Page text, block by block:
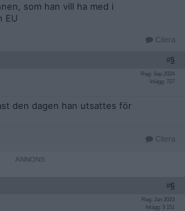
som han vill ha med i
EU
Citera
#5
Reg: Sep 2024
Inlägg: 727
den dagen han utsattes för
Citera
#6
Reg: Jan 2023
Inlägg: 3 151